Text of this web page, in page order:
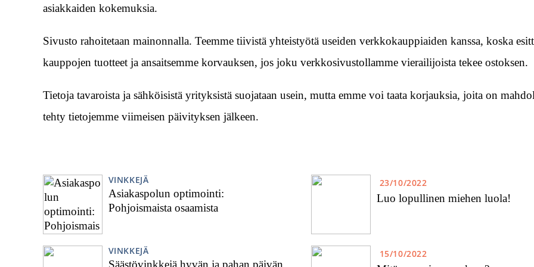
asiakkaiden kokemuksia.
Sivusto rahoitetaan mainonnalla. Teemme tiivistä yhteistyötä useiden verkkokauppiaiden kanssa, koska
kauppojen tuotteet ja ansaitsemme korvauksen, jos joku verkkosivustollamme vierailijoista tekee ostoksen.
Tietoja tavaroista ja sähköisistä yrityksistä suojataan usein, mutta emme voi taata korjauksia, joita on
tehty tietojemme viimeisen päivityksen jälkeen.
VINKKEJÄ
Asiakaspolun optimointi:
Pohjoismaista osaamista
VINKKEJÄ
Säästövinkkejä hyvän ja pahan päivän
23/10/2022
Luo lopullinen miehen luola!
15/10/2022